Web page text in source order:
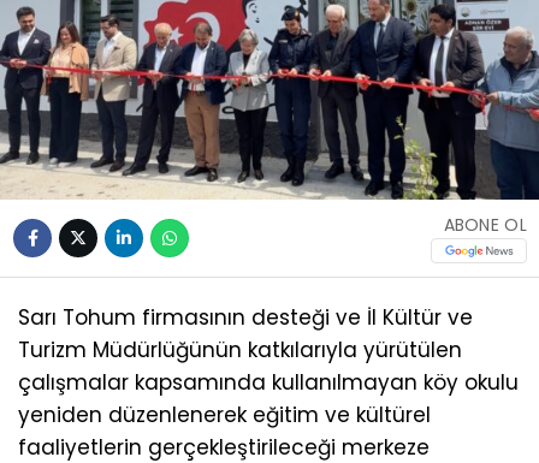
ABONE OL
Sarı Tohum firmasının desteği ve İl Kültür ve
Turizm Müdürlüğünün katkılarıyla yürütülen
çalışmalar kapsamında kullanılmayan köy okulu
yeniden düzenlenerek eğitim ve kültürel
faaliyetlerin gerçekleştirileceği merkeze